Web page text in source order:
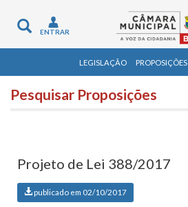
Toggle
navigation
ENTRAR
LEGISLAÇÃO PROPOSIÇÕES
Pesquisar Proposições
Projeto de Lei 388/2017
publicado em 02/10/2017